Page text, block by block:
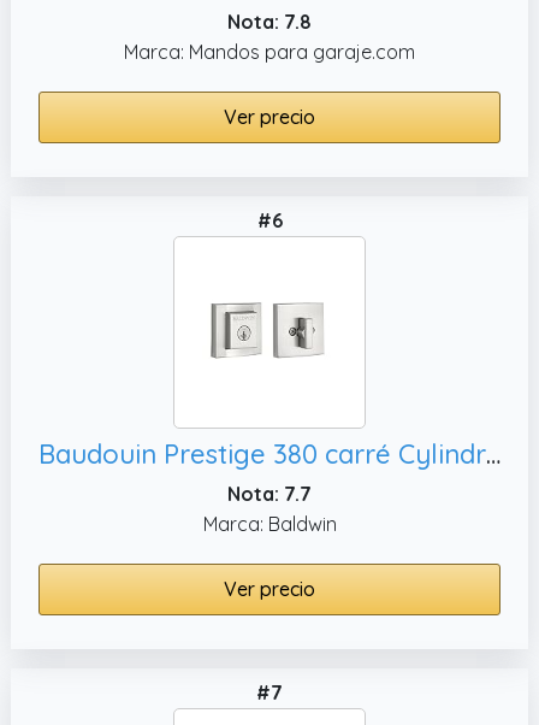
Nota: 7.8
Marca: Mandos para garaje.com
Ver precio
#6
Baudouin Prestige 380 carré Cylindre Unique pêne avec Smartkey en nickel satiné
Nota: 7.7
Marca: Baldwin
Ver precio
#7